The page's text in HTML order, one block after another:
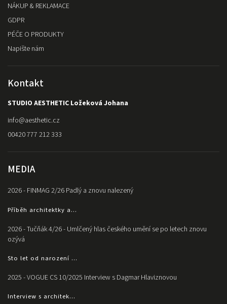
NÁKUP & REKLAMACE
GDPR
PÉČE O PRODUKTY
Napište nám
Kontakt
STUDIO AESTHETIC Ložeková Johana
info@aesthetic.cz
00420 777 212 333
MEDIA
2026 - FINMAG 2/26 Padlý a znovu nalezený
Příběh architektky a...
2026 - Tučňák 4/26 - Umlčený hlas českého umění se po letech znovu
ozývá
Sto let od narození ...
2025 - VOGUE CS 10/2025 Interview s Dagmar Hlaviznovou
Interview s architek...